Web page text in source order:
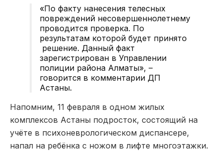
«По факту нанесения телесных
повреждений несовершеннолетнему
проводится проверка. По
результатам которой будет принято
решение. Данный факт
зарегистрирован в Управлении
полиции района Алматы», –
говорится в комментарии ДП
Астаны.
Напомним, 11 февраля в одном жилых
комплексов Астаны подросток, состоящий на
учёте в психоневрологическом диспансере,
напал на ребёнка с ножом в лифте многоэтажки.